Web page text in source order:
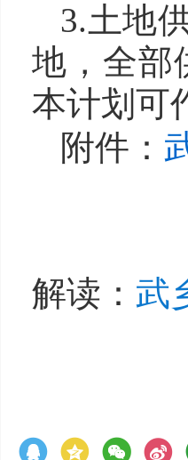
3.土地
地，全部
本计划可
附件：
解读： 武